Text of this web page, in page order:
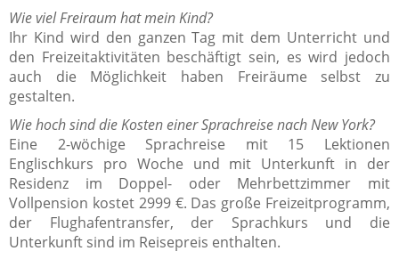
Wie viel Freiraum hat mein Kind?
Ihr Kind wird den ganzen Tag mit dem Unterricht und
den Freizeitaktivitäten beschäftigt sein, es wird jedoch
auch die Möglichkeit haben Freiräume selbst zu
gestalten.
Wie hoch sind die Kosten einer Sprachreise nach New York?
Eine 2-wöchige Sprachreise mit 15 Lektionen
Englischkurs pro Woche und mit Unterkunft in der
Residenz im Doppel- oder Mehrbettzimmer mit
Vollpension kostet 2999 €. Das große Freizeitprogramm,
der Flughafentransfer, der Sprachkurs und die
Unterkunft sind im Reisepreis enthalten.